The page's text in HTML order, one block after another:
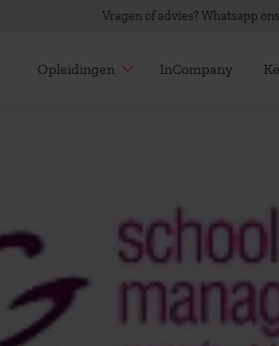
Vragen of advies? Whatsapp ons
Opleidingen InCompany